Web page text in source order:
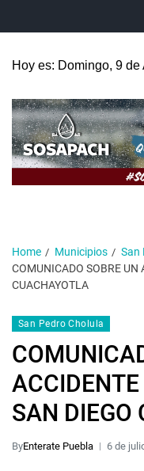
Hoy es: Domingo, 9
Home Municipios
San
COMUNICADO SOBRE UN
CUACHAYOTLA
San Pedro Cholula
SAN DIEGO
ByEnterate Puebla 6 de